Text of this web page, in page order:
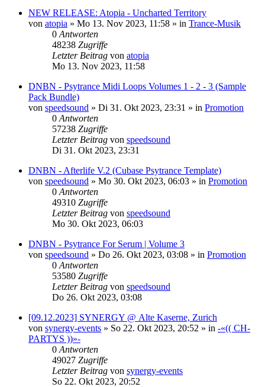
NEW RELEASE: Atopia - Uncharted Territory
von atopia » Mo 13. Nov 2023, 11:58 » in Trance-Musik
0 Antworten
48238 Zugriffe
Letzter Beitrag von atopia
Mo 13. Nov 2023, 11:58
DNBN - Psytrance Midi Loops Volumes 1 - 2 - 3 (Sample
Pack Bundle)
von speedsound » Di 31. Okt 2023, 23:31 » in Promotion
0 Antworten
57238 Zugriffe
Letzter Beitrag von speedsound
Di 31. Okt 2023, 23:31
DNBN - Afterlife V.2 (Cubase Psytrance Template)
von speedsound » Mo 30. Okt 2023, 06:03 » in Promotion
0 Antworten
49310 Zugriffe
Letzter Beitrag von speedsound
Mo 30. Okt 2023, 06:03
DNBN - Psytrance For Serum | Volume 3
von speedsound » Do 26. Okt 2023, 03:08 » in Promotion
0 Antworten
53580 Zugriffe
Letzter Beitrag von speedsound
Do 26. Okt 2023, 03:08
[09.12.2023] SYNERGY @ Alte Kaserne, Zurich
von synergy-events » So 22. Okt 2023, 20:52 » in -«(( CH-
PARTYS ))»-
0 Antworten
49027 Zugriffe
Letzter Beitrag von synergy-events
So 22. Okt 2023, 20:52